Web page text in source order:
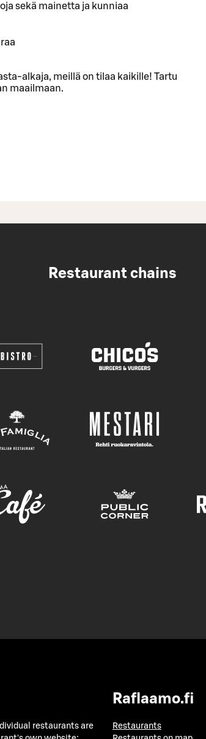
sekä mainetta ja kunniaa
alkaja, meillä on tilaa kaikille! Tartu
maailmaan.
Restaurant chains
restaurants are
Raflaamo.fi
Restaurants